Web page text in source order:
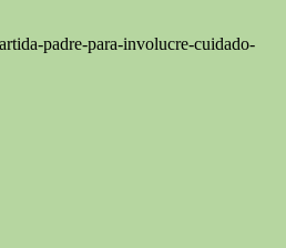
padre-para-involucre-cuidado-